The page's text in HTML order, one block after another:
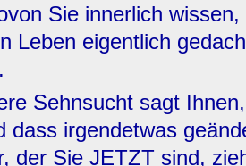
Sie innerlich
Leben eigentlich
Sehnsucht sagt
dass irgendetwas
der Sie JETZT sind,